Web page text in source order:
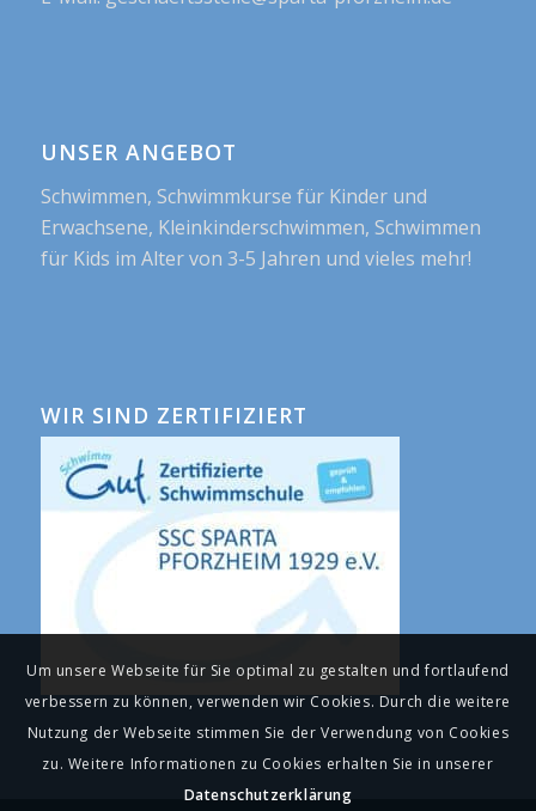
UNSER ANGEBOT
Schwimmen, Schwimmkurse für Kinder und
Erwachsene, Kleinkinderschwimmen, Schwimmen
für Kids im Alter von 3-5 Jahren und vieles mehr!
WIR SIND ZERTIFIZIERT
Um unsere Webseite für Sie optimal zu gestalten und fortlaufend
verbessern zu können, verwenden wir Cookies. Durch die weitere
Nutzung der Webseite stimmen Sie der Verwendung von Cookies
zu. Weitere Informationen zu Cookies erhalten Sie in unserer
Datenschutzerklärung